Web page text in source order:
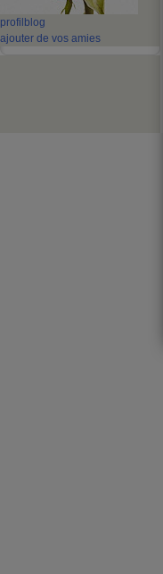
profil blog
ajouter de vos amies